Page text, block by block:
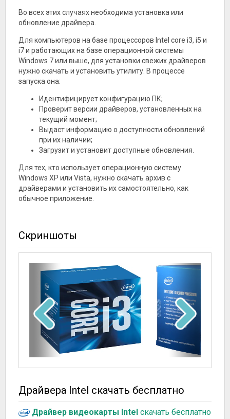
Во всех этих случаях необходима установка или
обновление драйвера.
Для компьютеров на базе процессоров Intel core i3, i5 и
i7 и работающих на базе операционной системы
Windows 7 или выше, для установки свежих драйверов
нужно скачать и установить утилиту. В процессе
запуска она:
Идентифицирует конфигурацию ПК;
Проверит версии драйверов, установленных на
текущий момент;
Выдаст информацию о доступности обновлений
при их наличии;
Загрузит и установит доступные обновления.
Для тех, кто использует операционную систему
Windows XP или Vista, нужно скачать архив с
драйверами и установить их самостоятельно, как
обычное приложение.
Скриншоты
Драйвера Intel скачать бесплатно
Драйвер видеокарты Intel скачать бесплатно